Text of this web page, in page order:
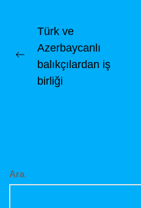
Yazı
gezinmesi
Previous
post:
Türk ve
Azerbaycanlı
balıkçılardan iş
birliği
Ara